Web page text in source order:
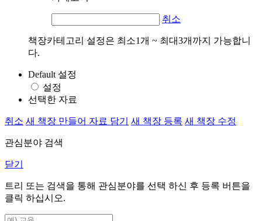
취소
책장카테고리 설정은 최소1개 ~ 최대3개까지 가능합니
다.
Default 설정
설정
선택한 자료
취소 새 책장 만들어 자료 담기 새 책장 등록 새 책장 수정
관심분야 검색
닫기
트리 또는 검색을 통해 관심분야를 선택 하신 후 등록 버튼을
클릭 하십시오.